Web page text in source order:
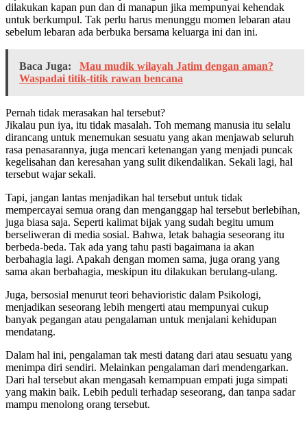
dilakukan kapan pun dan di manapun jika mempunyai kehendak
untuk berkumpul. Tak perlu harus menunggu momen lebaran atau
sebelum lebaran ada berbuka bersama keluarga ini dan ini.
Baca Juga:
Mau mudik wilayah Jatim dengan aman?
Waspadai titik-titik rawan bencana
Pernah tidak merasakan hal tersebut?
Jikalau pun iya, itu tidak masalah. Toh memang manusia itu selalu
dirancang untuk menemukan sesuatu yang akan menjawab seluruh
rasa penasarannya, juga mencari ketenangan yang menjadi puncak
kegelisahan dan keresahan yang sulit dikendalikan. Sekali lagi, hal
tersebut wajar sekali.
Tapi, jangan lantas menjadikan hal tersebut untuk tidak
mempercayai semua orang dan menganggap hal tersebut berlebihan,
juga biasa saja. Seperti kalimat bijak yang sudah begitu umum
berseliweran di media sosial. Bahwa, letak bahagia seseorang itu
berbeda-beda. Tak ada yang tahu pasti bagaimana ia akan
berbahagia lagi. Apakah dengan momen sama, juga orang yang
sama akan berbahagia, meskipun itu dilakukan berulang-ulang.
Juga, bersosial menurut teori behavioristic dalam Psikologi,
menjadikan seseorang lebih mengerti atau mempunyai cukup
banyak pegangan atau pengalaman untuk menjalani kehidupan
mendatang.
Dalam hal ini, pengalaman tak mesti datang dari atau sesuatu yang
menimpa diri sendiri. Melainkan pengalaman dari mendengarkan.
Dari hal tersebut akan mengasah kemampuan empati juga simpati
yang makin baik. Lebih peduli terhadap seseorang, dan tanpa sadar
mampu menolong orang tersebut.